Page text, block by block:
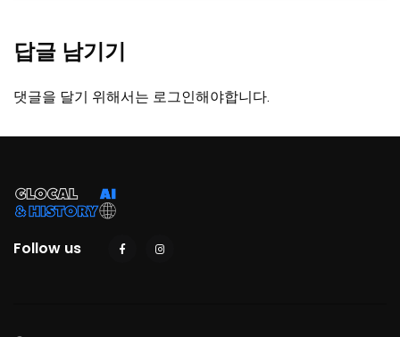
답글 남기기
댓글을 달기 위해서는 로그인해야합니다.
Follow us